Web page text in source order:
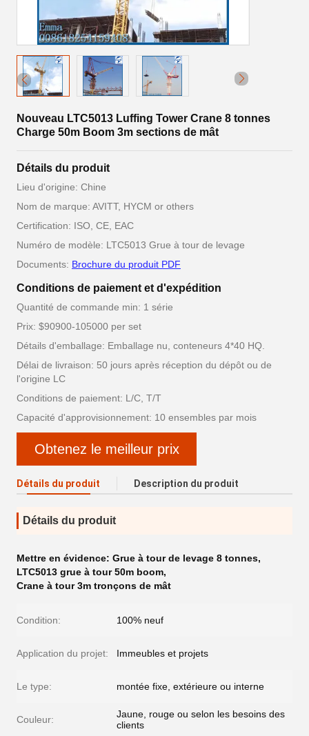
Nouveau LTC5013 Luffing Tower Crane 8 tonnes
Charge 50m Boom 3m sections de mât
Détails du produit
Lieu d'origine: Chine
Nom de marque: AVITT, HYCM or others
Certification: ISO, CE, EAC
Numéro de modèle: LTC5013 Grue à tour de levage
Documents: Brochure du produit PDF
Conditions de paiement et d'expédition
Quantité de commande min: 1 série
Prix: $90900-105000 per set
Détails d'emballage: Emballage nu, conteneurs 4*40 HQ.
Délai de livraison: 50 jours après réception du dépôt ou de
l'origine LC
Conditions de paiement: L/C, T/T
Capacité d'approvisionnement: 10 ensembles par mois
Obtenez le meilleur prix
Détails du produit Description du produit
Détails du produit
Mettre en évidence: Grue à tour de levage 8 tonnes,
LTC5013 grue à tour 50m boom,
Crane à tour 3m tronçons de mât
Condition: 100% neuf
Application du projet: Immeubles et projets
Le type: montée fixe, extérieure ou interne
Couleur:
Jaune, rouge ou selon les besoins des
clients